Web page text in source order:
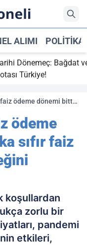
ALIMI POLITIKA
Dönemeç: Bağdat ve
Türkiye!
ödeme dönemi bitti!
ödeme
sıfır faiz
koşullardan
zorlu bir
pandemi
etkileri,